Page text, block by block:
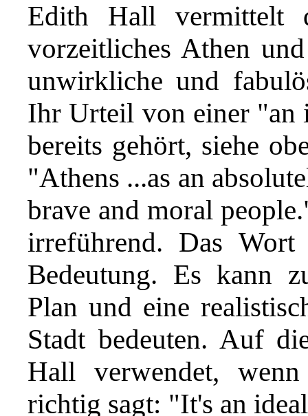
Edith Hall vermittelt
vorzeitliches Athen
unwirkliche und
Ihr Urteil von einer "an
bereits gehört, siehe
"Athens ...as an
brave and moral
irreführend. Das
Bedeutung. Es kann
Plan und eine
Stadt bedeuten. Auf
Hall verwendet,
richtig sagt: "It's an